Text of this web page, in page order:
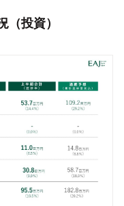
投資）